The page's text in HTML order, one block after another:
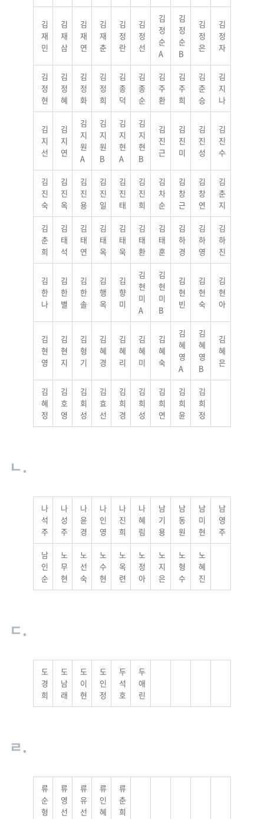
김
재
민
김
재
삼
김
재
연
김
재
춘
김
정
란
김
정
선
김
정
순
A
김
정
순
B
김
정
은
김
정
자
김
정
현
김
정
혜
김
정
화
김
정
희
김
종
덕
김
종
순
김
주
환
김
주
희
김
준
승
김
지
나
김
지
선
김
지
연
김
지
원
A
김
지
원
B
김
지
현
A
김
지
현
B
김
진
근
김
진
미
김
진
성
김
진
수
김
진
숙
김
진
옥
김
진
용
김
진
일
김
진
태
김
진
희
김
차
순
김
창
근
김
창
연
김
춘
지
김
춘
희
김
태
석
김
태
연
김
태
옥
김
태
욱
김
태
환
김
태
훈
김
하
경
김
하
영
김
하
진
김
한
나
김
한
별
김
한
솔
김
행
옥
김
향
미
김
현
미
A
김
현
미
B
김
현
빈
김
현
숙
김
현
아
김
현
영
김
현
지
김
형
기
김
혜
경
김
혜
리
김
혜
미
김
혜
숙
김
혜
영
A
김
혜
영
B
김
혜
은
김
혜
정
김
호
영
김
회
성
김
효
선
김
희
경
김
희
성
김
희
연
김
희
윤
김
희
정
ㄴ.
나
석
주
나
성
주
나
윤
경
나
인
영
나
진
희
나
혜
림
남
기
용
남
동
원
남
미
현
남
영
주
남
인
순
노
무
현
노
선
숙
노
수
현
노
옥
련
노
정
아
노
지
은
노
형
수
노
혜
진
ㄷ.
도
경
희
도
남
래
도
이
현
도
인
정
두
석
호
두
애
린
ㄹ.
류
순
형
류
영
선
류
유
선
류
인
혜
류
춘
희